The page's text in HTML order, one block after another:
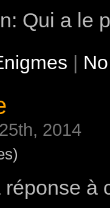
Qui a le
|
2014
à